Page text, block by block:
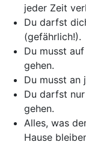
jeder Zeit
Du darfst
(gefährlich!).
Du musst
gehen.
Du musst an
Du darfst
gehen.
Alles, was
Hause